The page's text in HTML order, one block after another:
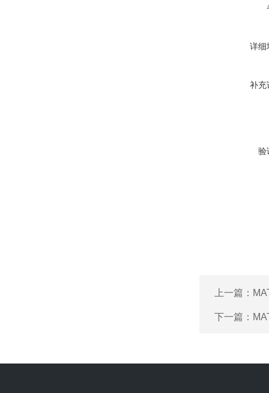
详细
补充
验
上一篇：
下一篇：